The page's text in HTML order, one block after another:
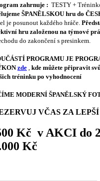
zahrnuje : TESTY +
ŠPANĚLSKOU hru do
je posunout každého hráče.
hru založenou na týmové
do zakončení s presinkem.
PROGRAMU JE
zde kde můžete připravit
tréninku po vyhodnocení
MODERNÍ ŠPANĚLSKÝ
VČAS ZA
Kč v AKCI do
Kč